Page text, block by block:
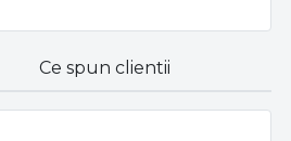
Ce spun clientii